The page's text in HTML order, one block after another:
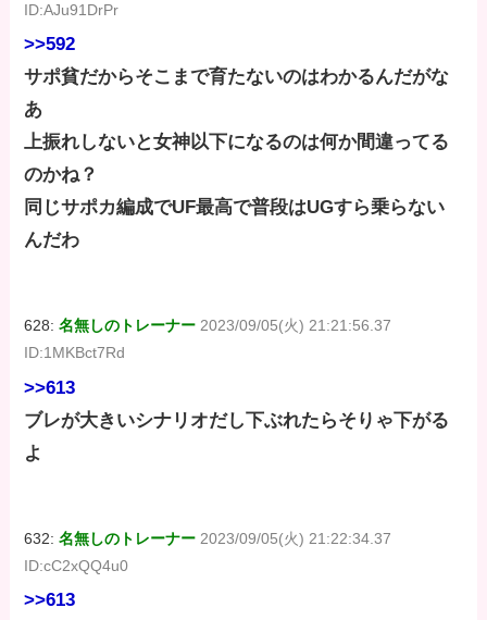
ID:AJu91DrPr
>>592
サポ貧だからそこまで育たないのはわかるんだがな
あ
上振れしないと女神以下になるのは何か間違ってる
のかね？
同じサポカ編成でUF最高で普段はUGすら乗らない
んだわ
628:名無しのトレーナー 2023/09/05(火) 21:21:56.37
ID:1MKBct7Rd
>>613
ブレが大きいシナリオだし下ぶれたらそりゃ下がる
よ
632:名無しのトレーナー 2023/09/05(火) 21:22:34.37
ID:cC2xQQ4u0
>>613